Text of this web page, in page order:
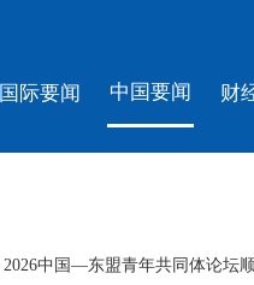
国际要闻 中国要闻 财
2026中国—东盟青年共同体论坛